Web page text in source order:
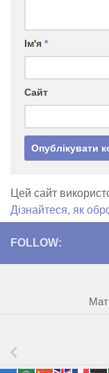
Ім'я *
Сайт
Цей сайт
Дізнайтеся, як
FOLLOW: